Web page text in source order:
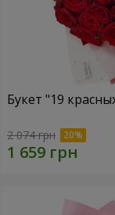
Букет "19
2 074 грн